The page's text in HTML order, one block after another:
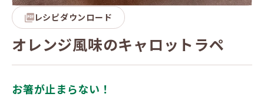
レシピダウンロード
オレンジ風味のキャロットラペ
お箸が止まらない！